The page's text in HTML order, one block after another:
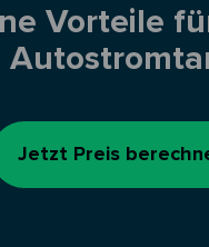
Vorteile
Jetzt Preis